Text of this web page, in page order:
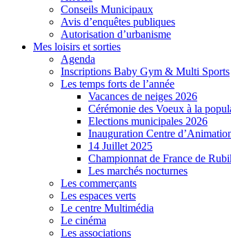
Conseils Municipaux
Avis d’enquêtes publiques
Autorisation d’urbanisme
Mes loisirs et sorties
Agenda
Inscriptions Baby Gym & Multi Sports
Les temps forts de l’année
Vacances de neiges 2026
Cérémonie des Voeux à la
Elections municipales 2026
Inauguration Centre
14 Juillet 2025
Championnat de France de
Les marchés nocturnes
Les commerçants
Les espaces verts
Le centre Multimédia
Le cinéma
Les associations